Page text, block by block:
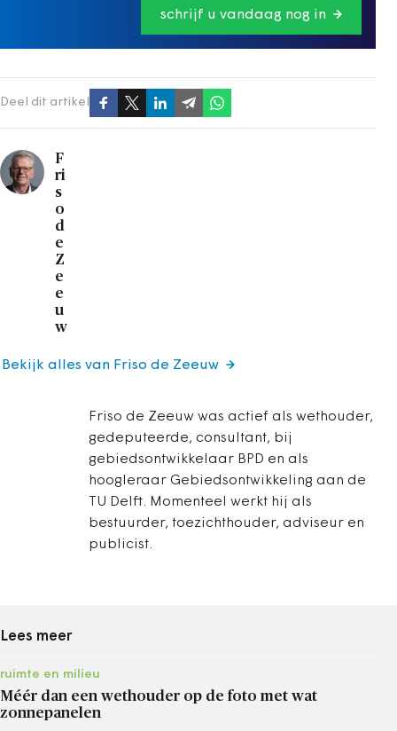
schrijf u vandaag nog in
Deel dit artikel
F
ri
s
o
d
e
Z
e
e
u
w
Friso de Zeeuw was actief als wethouder,
gedeputeerde, consultant, bij
gebiedsontwikkelaar BPD en als
hoogleraar Gebiedsontwikkeling aan de
TU Delft. Momenteel werkt hij als
bestuurder, toezichthouder, adviseur en
publicist.
Bekijk alles van Friso de Zeeuw
Lees meer
ruimte en milieu
Méér dan een wethouder op de foto met wat
zonnepanelen